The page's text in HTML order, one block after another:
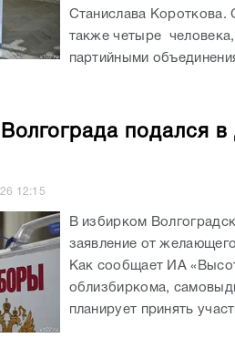
Станислава
также четыре
партийными
подался в
12:15
В избирком
заявление от
Как сообщает ИА
облизбиркома,
планирует принять